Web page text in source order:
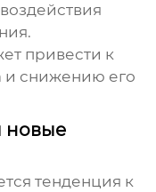
привести к
и снижению его
новые
тенденция к